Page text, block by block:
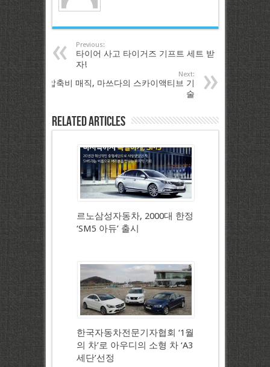
Previous:
타이어 사고 타이거즈 기프트 세트 받
자!
Next:
압축비 매직, 마쓰다의 스카이액티브 기
술
Related Articles
르노삼성자동차, 2000대 한정
‘SM5 아듀’ 출시
한국자동차전문기자협회 ‘1월
의 차’로 아우디의 소형 차 ‘A3
세단’선정